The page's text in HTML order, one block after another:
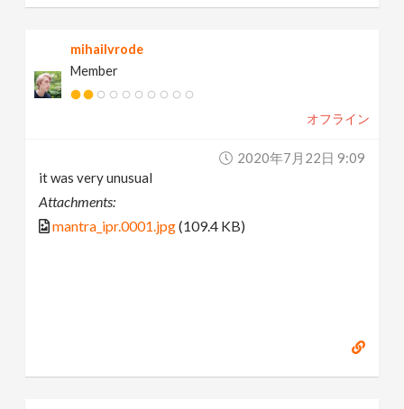
mihailvrode
Member
オフライン
2020年7月22日 9:09
it was very unusual
Attachments:
mantra_ipr.0001.jpg(109.4 KB)